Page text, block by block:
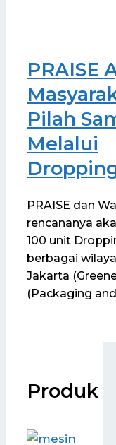
PRAISE
Pilah
Melalui
PRAISE dan
rencananya
100 unit
berbagai
Jakarta
(Packaging
Produk